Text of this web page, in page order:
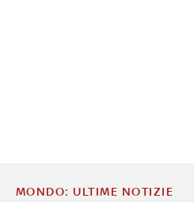
MONDO: ULTIME NOTIZIE